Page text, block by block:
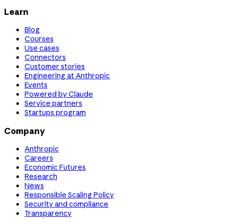
Learn
Blog
Courses
Use cases
Connectors
Customer stories
Engineering at Anthropic
Events
Powered by Claude
Service partners
Startups program
Company
Anthropic
Careers
Economic Futures
Research
News
Responsible Scaling Policy
Security and compliance
Transparency